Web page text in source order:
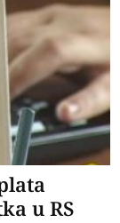
u RS